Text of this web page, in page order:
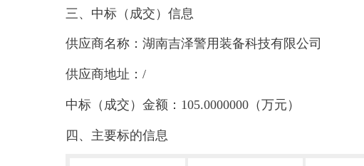
三、中标（成交）信息
供应商名称：湖南吉泽警用装备科技有限公司
供应商地址：/
中标（成交）金额：105.0000000（万元）
四、主要标的信息